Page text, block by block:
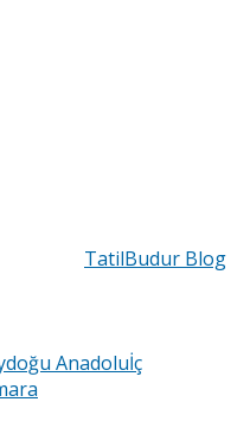
TatilBudur Blog
Anadoluİç